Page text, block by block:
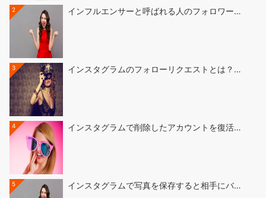
2 インフルエンサーと呼ばれる人のフォロワー…
3 インスタグラムのフォローリクエストとは？…
4 インスタグラムで削除したアカウントを復活…
5 インスタグラムで写真を保存すると相手にバ…